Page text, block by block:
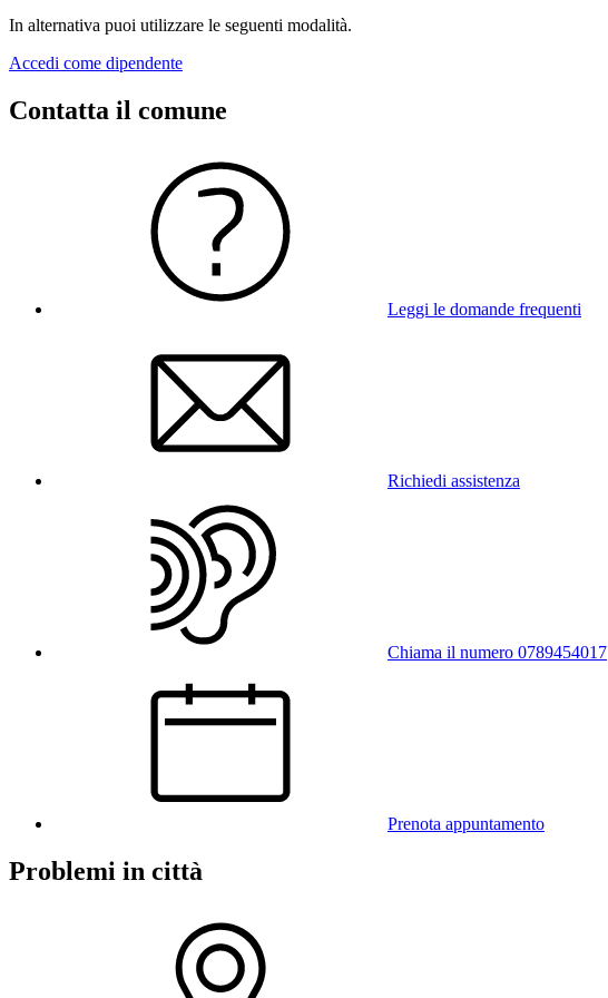
In alternativa puoi utilizzare le seguenti modalità.
Accedi come dipendente
Contatta il comune
Leggi le domande frequenti
Richiedi assistenza
Chiama il numero 0789454017
Prenota appuntamento
Problemi in città